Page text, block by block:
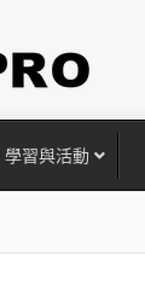
學習與活動